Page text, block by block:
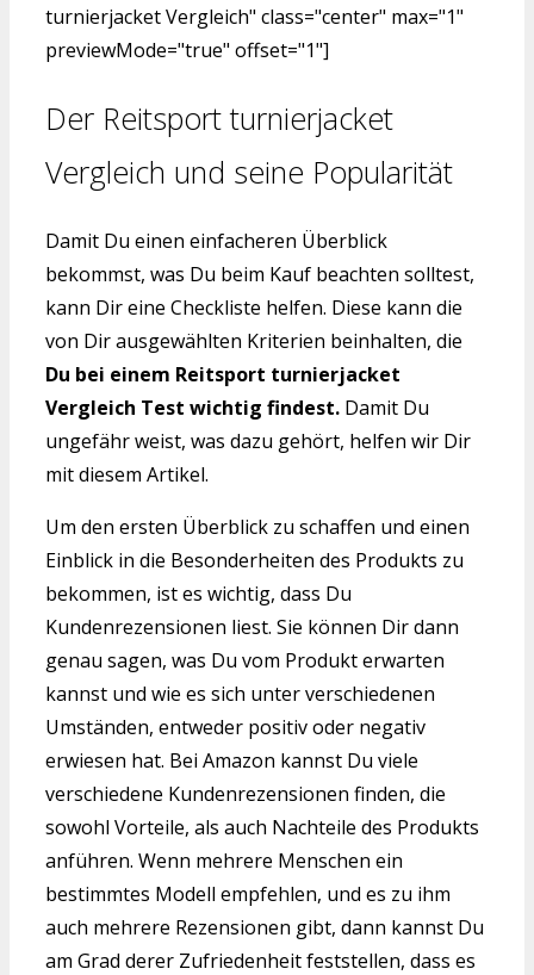
turnierjacket Vergleich" class="center" max="1"
previewMode="true" offset="1"]
Der Reitsport turnierjacket
Vergleich und seine Popularität
Damit Du einen einfacheren Überblick
bekommst, was Du beim Kauf beachten solltest,
kann Dir eine Checkliste helfen. Diese kann die
von Dir ausgewählten Kriterien beinhalten, die
Du bei einem Reitsport turnierjacket
Vergleich Test wichtig findest. Damit Du
ungefähr weist, was dazu gehört, helfen wir Dir
mit diesem Artikel.
Um den ersten Überblick zu schaffen und einen
Einblick in die Besonderheiten des Produkts zu
bekommen, ist es wichtig, dass Du
Kundenrezensionen liest. Sie können Dir dann
genau sagen, was Du vom Produkt erwarten
kannst und wie es sich unter verschiedenen
Umständen, entweder positiv oder negativ
erwiesen hat. Bei Amazon kannst Du viele
verschiedene Kundenrezensionen finden, die
sowohl Vorteile, als auch Nachteile des Produkts
anführen. Wenn mehrere Menschen ein
bestimmtes Modell empfehlen, und es zu ihm
auch mehrere Rezensionen gibt, dann kannst Du
am Grad derer Zufriedenheit feststellen, dass es